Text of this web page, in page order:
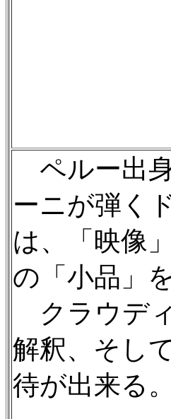
ペルー出
ーニが弾く
は、「映像
の「小品」
クラウデ
解釈、そし
待が出来る。